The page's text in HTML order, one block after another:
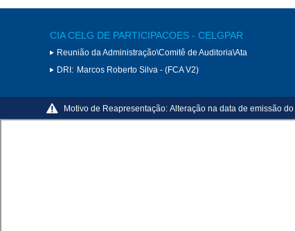
CIA CELG DE PARTICIPACOES - CELGPAR
Reunião da Administração\Comitê de Auditoria\Ata
DRI: Marcos Roberto Silva - (FCA V2)
Motivo de Reapresentação: Alteração na data de emissão